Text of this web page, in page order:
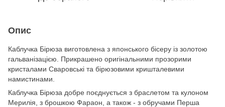
Опис
Каблучка Бірюза виготовлена з японського бісеру із золотою
гальванізацією. Прикрашено оригінальними прозорими
кристалами Сваровські та бірюзовими кришталевими
намистинами.
Каблучка Бірюза добре поєднується з браслетом та кулоном
Мерилія, з брошкою Фараон, а також - з обручами Перша